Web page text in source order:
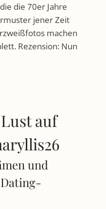
die 70er Jahre
jener Zeit
machen
Rezension: Nun
auf
und